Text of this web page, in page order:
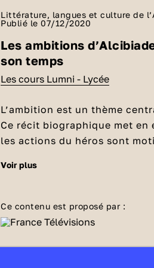
Littérature, langues et culture de
Publié le 07/12/2020
Les ambitions
son temps
Les cours Lumni - Lycée
L’ambition est un thème
Ce récit biographique met
les actions du héros sont
avec Stéphanie, professeure
lecours sur les ambitions
Alcibiade l'Athénien
voir plus
Ce contenu est proposé par :